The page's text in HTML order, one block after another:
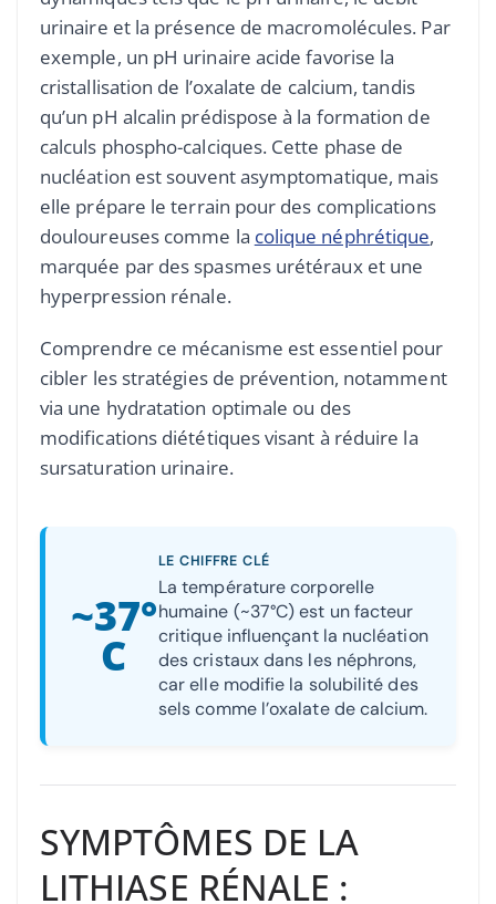
urinaire et la présence de macromolécules. Par
exemple, un pH urinaire acide favorise la
cristallisation de l’oxalate de calcium, tandis
qu’un pH alcalin prédispose à la formation de
calculs phospho-calciques. Cette phase de
nucléation est souvent asymptomatique, mais
elle prépare le terrain pour des complications
douloureuses comme la colique néphrétique,
marquée par des spasmes urétéraux et une
hyperpression rénale.
Comprendre ce mécanisme est essentiel pour
cibler les stratégies de prévention, notamment
via une hydratation optimale ou des
modifications diététiques visant à réduire la
sursaturation urinaire.
~37°
C
LE CHIFFRE CLÉ
La température corporelle
humaine (~37°C) est un facteur
critique influençant la nucléation
des cristaux dans les néphrons,
car elle modifie la solubilité des
sels comme l’oxalate de calcium.
SYMPTÔMES DE LA
LITHIASE RÉNALE :